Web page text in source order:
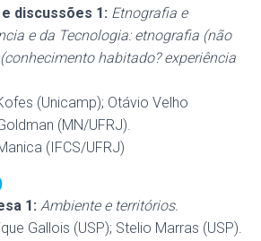
discussões 1: Etnografia e
e da Tecnologia: etnografia (não
habitado? experiência
(Unicamp); Otávio Velho
(MN/UFRJ).
(IFCS/UFRJ)
1: Ambiente e territórios.
Gallois (USP); Stelio Marras (USP).